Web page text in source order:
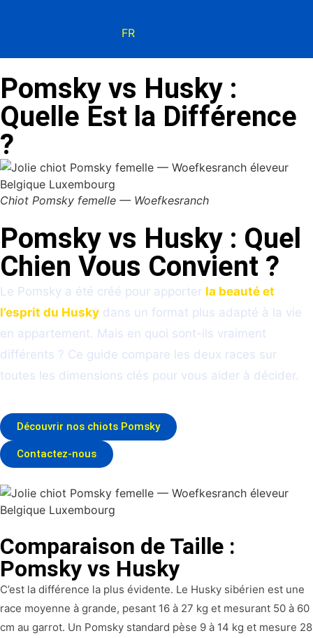
FR
Pomsky vs Husky :
Quelle Est la Différence
?
Chiot Pomsky femelle — Woefkesranch
Pomsky vs Husky : Quel
Chien Vous Convient ?
Le Pomsky a été créé pour apporter la beauté et
l’esprit du Husky dans un format plus adapté à la vie
en appartement. Mais en quoi sont-ils vraiment
différents ? Ce guide compare les deux races sur
toutes les dimensions clés pour vous aider à décider.
Découvrir nos chiots Pomsky
Contactez-nous
Comparaison de Taille :
Pomsky vs Husky
C’est la différence la plus évidente. Le Husky sibérien est une
race moyenne à grande, pesant 16 à 27 kg et mesurant 50 à 60
cm au garrot. Un Pomsky standard pèse 9 à 14 kg et mesure 28